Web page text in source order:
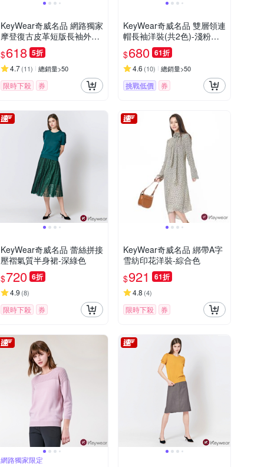
KeyWear奇威名品 網路獨家
摩登復古皮革短版長袖外套
(共2色)-黑色
$618 5折
4.7(11) 總銷量>50
限時下殺 券
KeyWear奇威名品 雙層領連
帽長袖洋裝(共2色)-淺粉紅
色
$680 61折
4.6 (10) 總銷量>50
挑戰低價 券
KeyWear奇威名品 蕾絲拼接
壓褶氣質半身裙-深綠色
$720 6折
4.9 (8)
限時下殺 券
KeyWear奇威名品 綁帶A字
雪紡印花洋裝-綜合色
$921 61折
4.8 (4)
限時下殺 券
網路獨家限定